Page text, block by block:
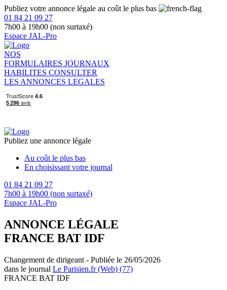
Publiez votre annonce légale au coût le plus bas
01 84 21 09 27
7h00 à 19h00 (non surtaxé)
Espace JAL-Pro
NOS
FORMULAIRES JOURNAUX
HABILITES CONSULTER
LES ANNONCES LEGALES
Publiez une annonce légale
Au coût le plus bas
En choisissant votre journal
01 84 21 09 27
7h00 à 19h00 (non surtaxé)
Espace JAL-Pro
ANNONCE LÉGALE
FRANCE BAT IDF
Changement de dirigeant - Publiée le 26/05/2026
dans le journal Le Parisien.fr (Web) (77)
FRANCE BAT IDF